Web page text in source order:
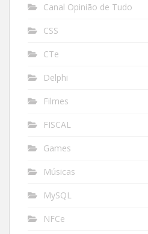
Canal Opinião de Tudo
CSS
CTe
Delphi
Filmes
FISCAL
Games
Músicas
MySQL
NFCe